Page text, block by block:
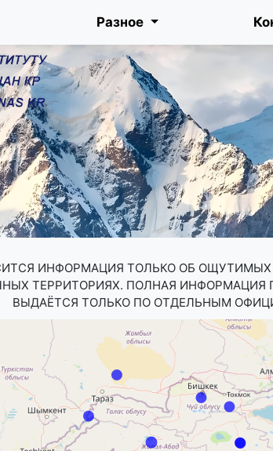
Разное
ИНФОРМАЦИЯ ТОЛЬКО ОБ
ТЕРРИТОРИЯХ. ПОЛНАЯ
ВЫДАЁТСЯ ТОЛЬКО ПО ОТДЕЛЬНЫМ